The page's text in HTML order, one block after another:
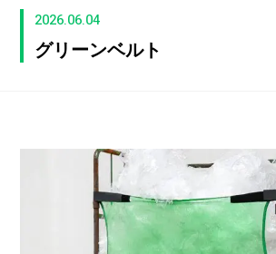
2026.06.04
グリーンベルト